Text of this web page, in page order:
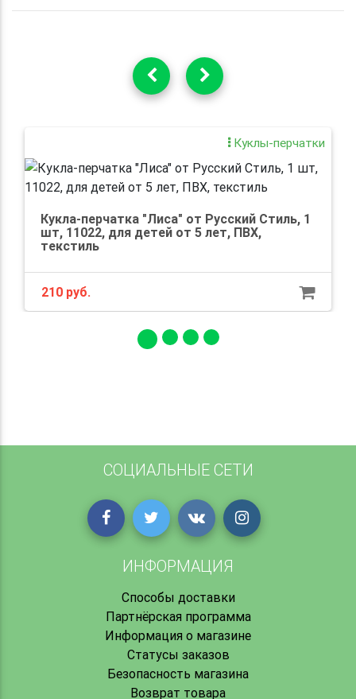
Куклы-перчатки
Кукла-перчатка "Лиса" от Русский Стиль, 1
шт, 11022, для детей от 5 лет, ПВХ,
текстиль
210 руб.
СОЦИАЛЬНЫЕ СЕТИ
ИНФОРМАЦИЯ
Способы доставки
Партнёрская программа
Информация о магазине
Статусы заказов
Безопасность магазина
Возврат товара